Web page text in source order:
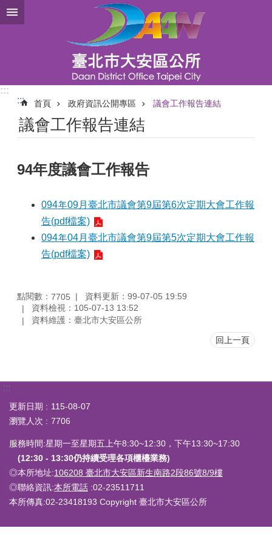
跳到主要內容區塊
:::
:::
首頁 政府資訊公開專區 議會工作報告連結
議會工作報告連結
94年度議會工作報告
094年09月臺北市議會第9屆第6次定期大會工作報
告(pdf檔案)
094年04月臺北市議會第9屆第5次定期大會工作報
告(pdf檔案)
點閱數： 7705
資料更新：99-07-05 19:59
資料檢視：105-07-13 13:52
資料維護：臺北市大安區公所
回上一頁
:::
更新日期
115-08-07
瀏覽人次
7706
服務時間:星期一至星期五上午8:30~12:30，下午13:30~17:30
(12:30 - 13:30仍持續受理各項櫃檯業務)
◎本所地址:106208 臺北市大安區新生南路2段86號8/9樓
◎聯絡資訊:本所電話 :02-23511711
本所傳真:02-23418193 Copyright 臺北市大安區公所